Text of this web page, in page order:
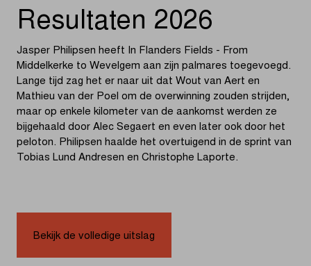
Resultaten 2026
Jasper Philipsen heeft In Flanders Fields - From
Middelkerke to Wevelgem aan zijn palmares toegevoegd.
Lange tijd zag het er naar uit dat Wout van Aert en
Mathieu van der Poel om de overwinning zouden strijden,
maar op enkele kilometer van de aankomst werden ze
bijgehaald door Alec Segaert en even later ook door het
peloton. Philipsen haalde het overtuigend in de sprint van
Tobias Lund Andresen en Christophe Laporte.
Bekijk de volledige uitslag